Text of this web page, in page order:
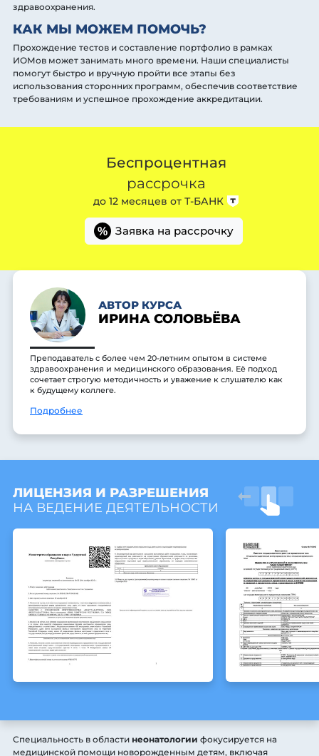
здравоохранения.
КАК МЫ МОЖЕМ ПОМОЧЬ?
Прохождение тестов и составление портфолио в рамках
ИОМов может занимать много времени. Наши специалисты
помогут быстро и вручную пройти все этапы без
использования сторонних программ, обеспечив соответствие
требованиям и успешное прохождение аккредитации.
Беспроцентная
рассрочка
до 12 месяцев от Т-БАНК
% Заявка на рассрочку
АВТОР КУРСА
ИРИНА СОЛОВЬЁВА
Преподаватель с более чем 20-летним опытом в системе
здравоохранения и медицинского образования. Её подход
сочетает строгую методичность и уважение к слушателю как
к будущему коллеге.
Подробнее
ЛИЦЕНЗИЯ И РАЗРЕШЕНИЯ
НА ВЕДЕНИЕ ДЕЯТЕЛЬНОСТИ
Специальность в области неонатологии фокусируется на
медицинской помощи новорожденным детям, включая